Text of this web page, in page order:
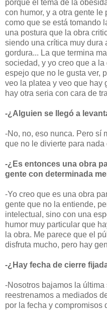
porque el tema de la
con humor, y a otra gente
como que se está tomando
una postura que la obra
siendo una crítica muy dura
gordura... La que termina
sociedad, y yo creo que a
espejo que no le gusta ver,
veo la platea y veo que hay
hay otra seria con cara de
-¿Alguien se llegó a
-No, no, eso nunca. Pero sí
que no le divierte para nada
-¿Es entonces una obra
gente con determinada
-Yo creo que es una obra
gente que no la entiende,
intelectual, sino con una
humor muy particular que
la obra. Me parece que el
disfruta mucho, pero hay
-¿Hay fecha de cierre
-Nosotros bajamos la
reestrenamos a mediados
por la fecha y compromisos